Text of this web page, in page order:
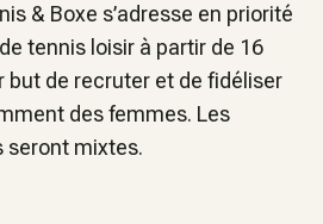
& Boxe s’adresse en priorité
tennis loisir à partir de 16
but de recruter et de fidéliser
des femmes. Les
seront mixtes.